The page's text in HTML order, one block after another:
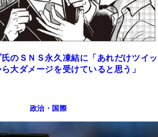
のＳＮＳ永久凍結に「あれだけツイッ
大ダメージを受けていると思う」
政治・国際